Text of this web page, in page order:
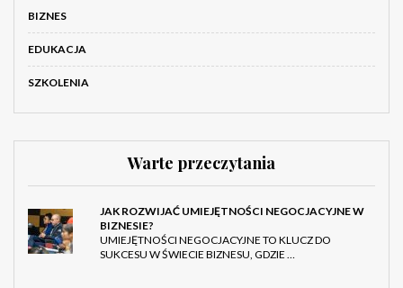
BIZNES
EDUKACJA
SZKOLENIA
Warte przeczytania
JAK ROZWIJAĆ UMIEJĘTNOŚCI NEGOCJACYJNE W
BIZNESIE?
UMIEJĘTNOŚCI NEGOCJACYJNE TO KLUCZ DO
SUKCESU W ŚWIECIE BIZNESU, GDZIE …